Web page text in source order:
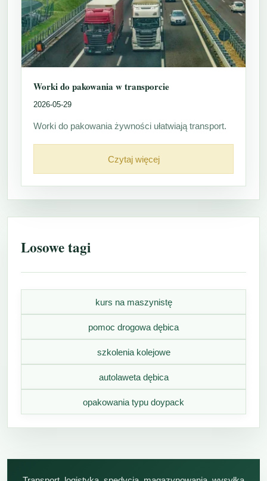
Worki do pakowania w transporcie
2026-05-29
Worki do pakowania żywności ułatwiają transport.
Czytaj więcej
Losowe tagi
kurs na maszynistę
pomoc drogowa dębica
szkolenia kolejowe
autolaweta dębica
opakowania typu doypack